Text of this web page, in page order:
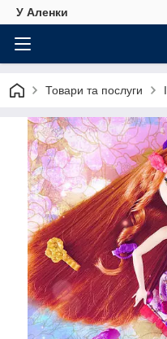
У Аленки
Товари та послуги